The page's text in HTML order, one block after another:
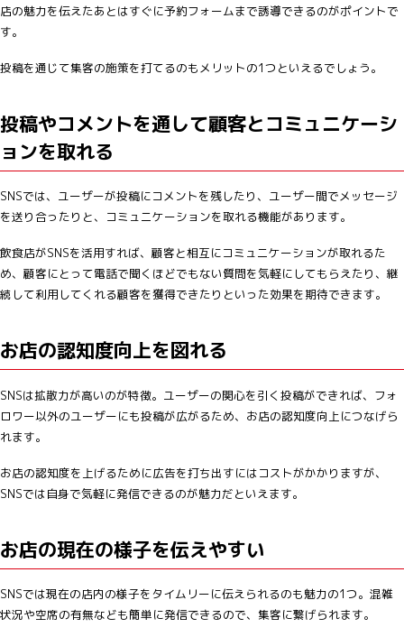
店の魅力を伝えたあとはすぐに予約フォームまで誘導できるのがポイントで
す。
投稿を通じて集客の施策を打てるのもメリットの1つといえるでしょう。
投稿やコメントを通して顧客とコミュニケーシ
ョンを取れる
SNSでは、ユーザーが投稿にコメントを残したり、ユーザー間でメッセージ
を送り合ったりと、コミュニケーションを取れる機能があります。
飲食店がSNSを活用すれば、顧客と相互にコミュニケーションが取れるた
め、顧客にとって電話で聞くほどでもない質問を気軽にしてもらえたり、継
続して利用してくれる顧客を獲得できたりといった効果を期待できます。
お店の認知度向上を図れる
SNSは拡散力が高いのが特徴。ユーザーの関心を引く投稿ができれば、フォ
ロワー以外のユーザーにも投稿が広がるため、お店の認知度向上につなげら
れます。
お店の認知度を上げるために広告を打ち出すにはコストがかかりますが、
SNSでは自身で気軽に発信できるのが魅力だといえます。
お店の現在の様子を伝えやすい
SNSでは現在の店内の様子をタイムリーに伝えられるのも魅力の1つ。混雑
状況や空席の有無なども簡単に発信できるので、集客に繋げられます。